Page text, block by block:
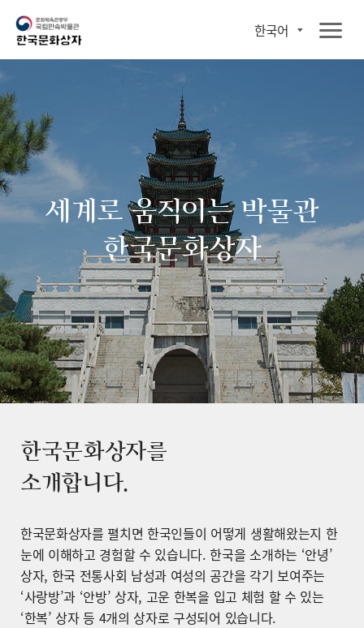
한국어
세계로 움직이는 박물관
한국문화상자
한국문화상자를
소개합니다.
한국문화상자를 펼치면 한국인들이 어떻게 생활해왔는지 한
눈에 이해하고 경험할 수 있습니다. 한국을 소개하는 ‘안녕’
상자, 한국 전통사회 남성과 여성의 공간을 각기 보여주는
‘사랑방’과 ‘안방’ 상자, 고운 한복을 입고 체험 할 수 있는
‘한복’ 상자 등 4개의 상자로 구성되어 있습니다.